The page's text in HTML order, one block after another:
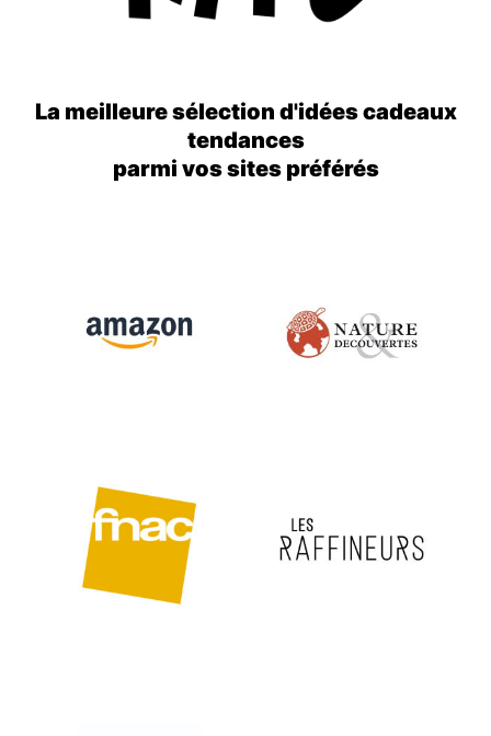
La meilleure sélection d'idées cadeaux
tendances
parmi vos sites préférés